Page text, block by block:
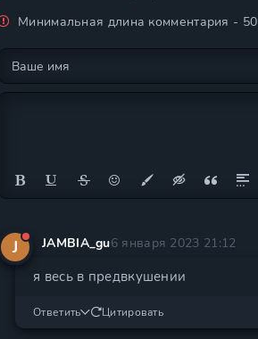
Минимальная длина комментария -
J JAMBIA_gu6 января 2023 21:12
я весь в предвкушении
Ответить Цитировать